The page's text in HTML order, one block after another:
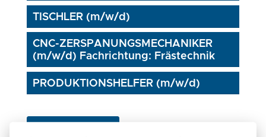
TISCHLER (m/w/d)
CNC-ZERSPANUNGSMECHANIKER
(m/w/d) Fachrichtung: Frästechnik
PRODUKTIONSHELFER (m/w/d)